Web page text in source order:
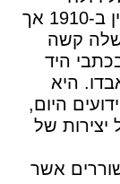
אלמה אמנם חזרה להלחין ב-1910 אך
שלה קשה
היד
היא
אך רק 17 מהם ידועים היום,
של
אשר